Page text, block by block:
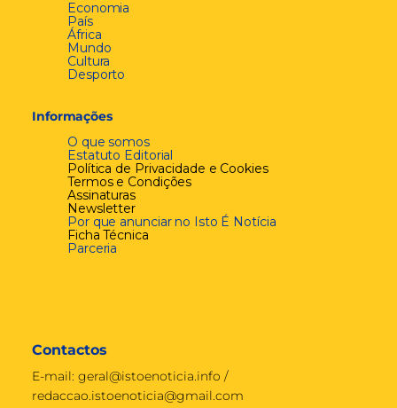
Economia
País
África
Mundo
Cultura
Desporto
Informações
O que somos
Estatuto Editorial
Política de Privacidade e Cookies
Termos e Condições
Assinaturas
Newsletter
Por que anunciar no Isto É Notícia
Ficha Técnica
Parceria
Contactos
E-mail: geral@istoenoticia.info /
redaccao.istoenoticia@gmail.com